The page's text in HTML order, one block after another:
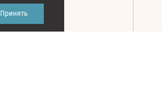
Принять